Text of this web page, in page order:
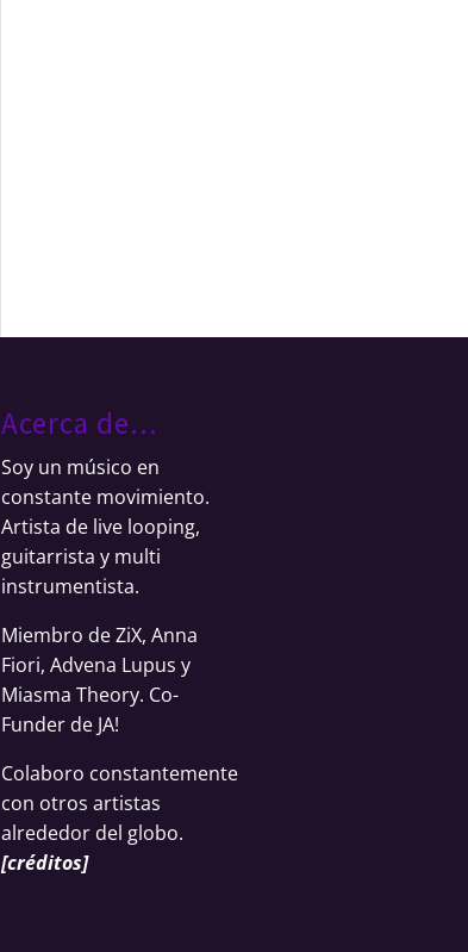
Acerca de…
Soy un músico en
constante movimiento.
Artista de live looping,
guitarrista y multi
instrumentista.
Miembro de ZiX, Anna
Fiori, Advena Lupus y
Miasma Theory. Co-
Funder de JA!
Colaboro constantemente
con otros artistas
alrededor del globo.
[créditos]